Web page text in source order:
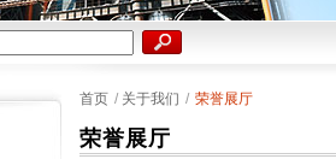
首页 / 关于我们 / 荣誉展厅
荣誉展厅